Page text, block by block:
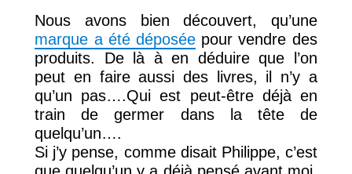
Nous avons bien découvert, qu’une
marque a été déposée pour vendre des
produits. De là à en déduire que l’on
peut en faire aussi des livres, il n’y a
qu’un pas….Qui est peut-être déjà en
train de germer dans la tête de
quelqu’un….
Si j’y pense, comme disait Philippe, c’est